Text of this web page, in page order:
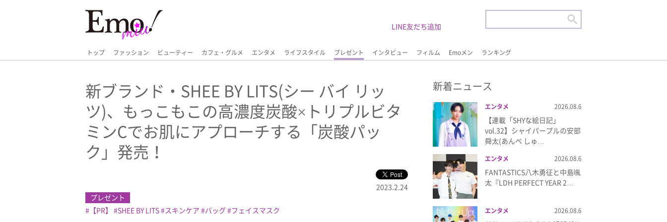
トップ ファッション ビューティー カフェ・グルメ エンタメ ライフスタイル プレゼント インタビュー フィルム Emoメン ランキング
LINE友だち追加
新ブランド・SHEE BY LITS(シー バイ リッ
ツ)、もっこもこの高濃度炭酸×トリプルビタ
ミンCでお肌にアプローチする「炭酸パッ
ク」発売！
2023.2.24
プレゼント
【PR】
SHEE BY LITS スキンケア バッグ フェイスマスク
新着ニュース
エンタメ 2026.08.6
【連載「SHYな絵日記」
vol.32】シャイパープルの安部
舜太(あんべ しゅ…
エンタメ 2026.08.6
FANTASTICS八木勇征と中島颯
太『LDH PERFECT YEAR 2…
エンタメ 2026.08.6